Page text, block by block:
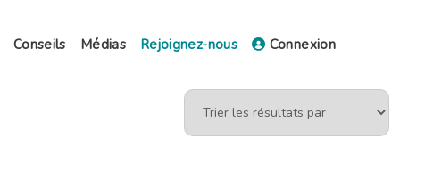
Conseils Médias Rejoignez-nous Connexion